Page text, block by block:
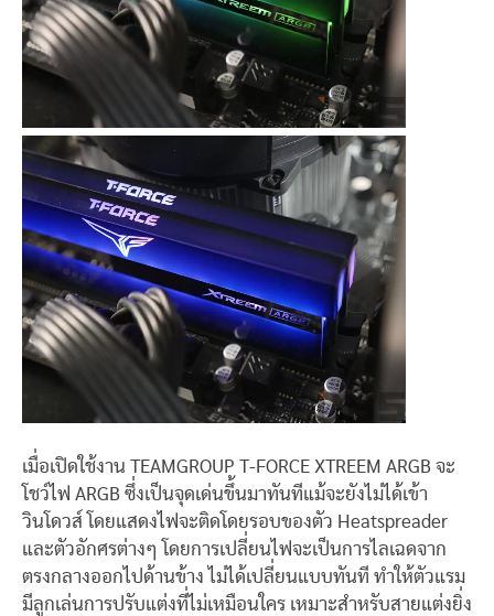
เมื่อเปิดใช้งาน TEAMGROUP T-FORCE XTREEM ARGB จะ
โชว์ไฟ ARGB ซึ่งเป็นจุดเด่นขึ้นมาทันทีแม้จะยังไม่ได้เข้า
วินโดวส์ โดยแสดงไฟจะติดโดยรอบของตัว Heatspreader
และตัวอักศรต่างๆ โดยการเปลี่ยนไฟจะเป็นการไลเฉดจาก
ตรงกลางออกไปด้านข้าง ไม่ได้เปลี่ยนแบบทันที ทำให้ตัวแรม
มีลูกเล่นการปรับแต่งที่ไม่เหมือนใคร เหมาะสำหรับสายแต่งยิ่ง